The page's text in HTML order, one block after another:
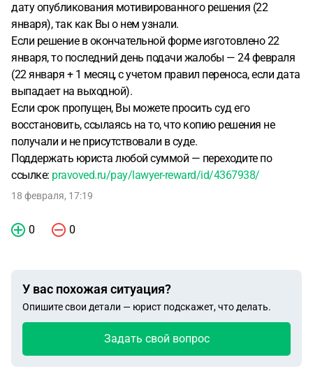
дату опубликования мотивированного решения (22
января), так как Вы о нем узнали.
Если решение в окончательной форме изготовлено 22
января, то последний день подачи жалобы — 24 февраля
(22 января + 1 месяц, с учетом правил переноса, если дата
выпадает на выходной).
Если срок пропущен, Вы можете просить суд его
восстановить, ссылаясь на то, что копию решения не
получали и не присутствовали в суде.
Поддержать юриста любой суммой — переходите по
ссылке: pravoved.ru/pay/lawyer-reward/id/4367938/
18 февраля, 17:19
0 0
У вас похожая ситуация?
Опишите свои детали — юрист подскажет, что делать.
Задать свой вопрос